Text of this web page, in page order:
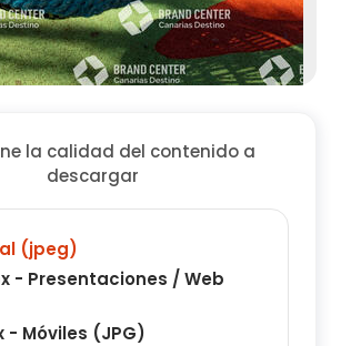
la calidad del contenido a
descargar
(jpeg)
- Presentaciones / Web
- Móviles (JPG)